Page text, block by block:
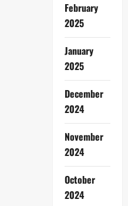
February
2025
January
2025
December
2024
November
2024
October
2024